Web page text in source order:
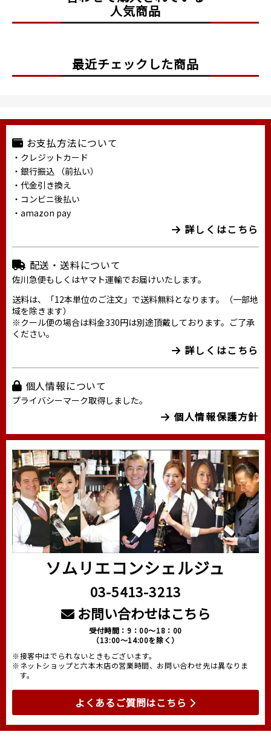
人気商品
最近チェックした商品
お支払方法について
・クレジットカード
・銀行振込 （前払い）
・代金引き換え
・コンビニ後払い
・amazon pay
詳しくはこちら
配送・送料について
佐川急便もしくはヤマト運輸でお届けいたします。
送料は、「12本単位のご注文」で送料無料となります。（一部地
域を除きます）
※クール便の場合は料金330円は別途頂戴しております。ご了承
ください。
詳しくはこちら
個人情報について
プライバシーマーク取得しました。
個人情報保護方針
ソムリエコンシェルジュ
03-5413-3213
お問い合わせはこちら
受付時間：9：00～18：00
（13:00～14:00を除く）
※接客中はでられないときもございます。
※ネットショップと六本木店の営業時間、お問い合わせ先は異なりま
す。
よくあるご質問はこちら